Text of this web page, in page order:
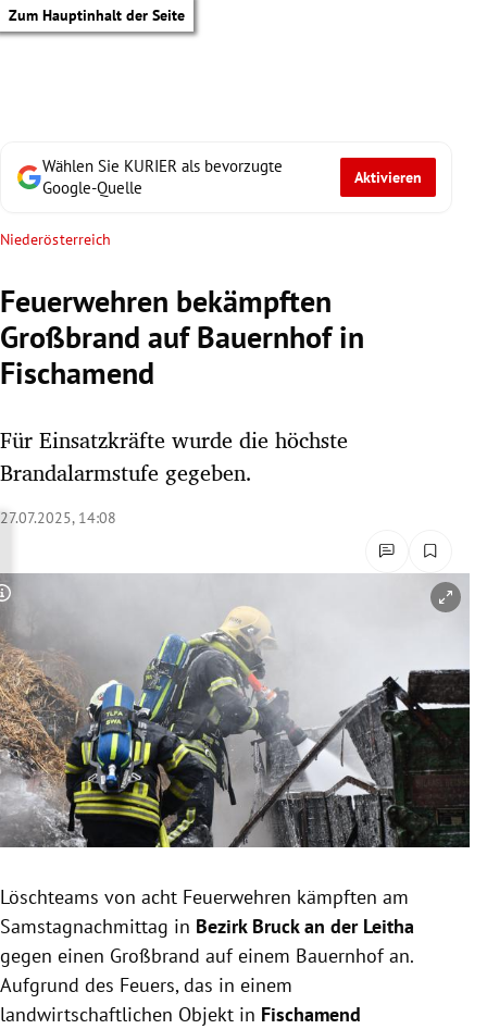
Zum Hauptinhalt der Seite
Untermenü
Untermenü
Untermenü
Untermenü
Untermenü
Untermenü
Wählen Sie KURIER als bevorzugte
Google-Quelle
Aktivieren
Niederösterreich
Feuerwehren bekämpften
Großbrand auf Bauernhof in
Fischamend
Für Einsatzkräfte wurde die höchste
Brandalarmstufe gegeben.
27.07.2025, 14:08
Copyright-Hinweis öffnen/schließen
Löschteams von acht Feuerwehren kämpften am
Samstagnachmittag in Bezirk Bruck an der Leitha
gegen einen Großbrand auf einem Bauernhof an.
Aufgrund des Feuers, das in einem
landwirtschaftlichen Objekt in Fischamend